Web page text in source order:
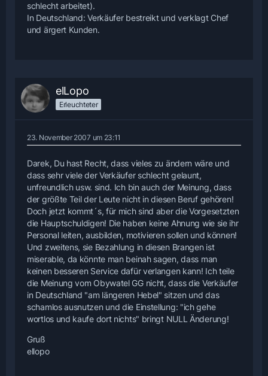
schlecht arbeitet).
In Deutschland: Verkäufer bestreikt und verklagt Chef
und ärgert Kunden.
elLopo
Erleuchteter
23. November 2007 um 23:11
Darek, Du hast Recht, dass vieles zu ändern wäre und
dass sehr viele der Verkäufer schlecht gelaunt,
unfreundlich usw. sind. Ich bin auch der Meinung, dass
der größte Teil der Leute nicht in diesen Beruf gehören!
Doch jetzt kommt´s, für mich sind aber die Vorgesetzten
die Hauptschuldigen! Die haben keine Ahnung wie sie ihr
Personal leiten, ausbilden, motivieren sollen und können!
Und zweitens, sie Bezahlung in diesen Brangen ist
miserable, da könnte man beinah sagen, dass man
keinen besseren Service dafür verlangen kann! Ich teile
die Meinung vom Obywatel GG nicht, dass die Verkäufer
in Deutschland "am längeren Hebel" sitzen und das
schamlos ausnutzen und die Einstellung: "ich gehe
wortlos und kaufe dort nichts" bringt NULL Änderung!
Gruß
ellopo